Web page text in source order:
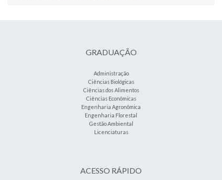
GRADUAÇÃO
Administração
Ciências Biológicas
Ciências dos Alimentos
Ciências Econômicas
Engenharia Agronômica
Engenharia Florestal
Gestão Ambiental
Licenciaturas
ACESSO RÁPIDO